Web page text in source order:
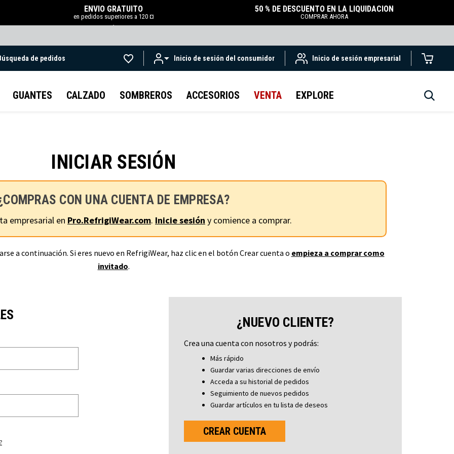
ENVÍO GRATUITO
en pedidos superiores a 120 ¤
.
50 % DE DESCUENTO EN LA LIQUIDACIÓN
COMPRAR AHORA
de pedidos Inicio de sesión del consumidor Inicio de sesión empresarial
GUANTES CALZADO SOMBREROS ACCESORIOS VENTA EXPLORE
INICIAR SESIÓN
CON UNA CUENTA DE EMPRESA?
empresarial en Pro.RefrigiWear.com. Inicie sesión y comience a comprar.
a continuación. Si eres nuevo en RefrigiWear, haz clic en el botón Crear cuenta o empieza a comprar como
invitado.
¿NUEVO CLIENTE?
Crea una cuenta con nosotros y podrás:
Más rápido
Guardar varias direcciones de envío
Acceda a su historial de pedidos
Seguimiento de nuevos pedidos
Guardar artículos en tu lista de deseos
CREAR CUENTA